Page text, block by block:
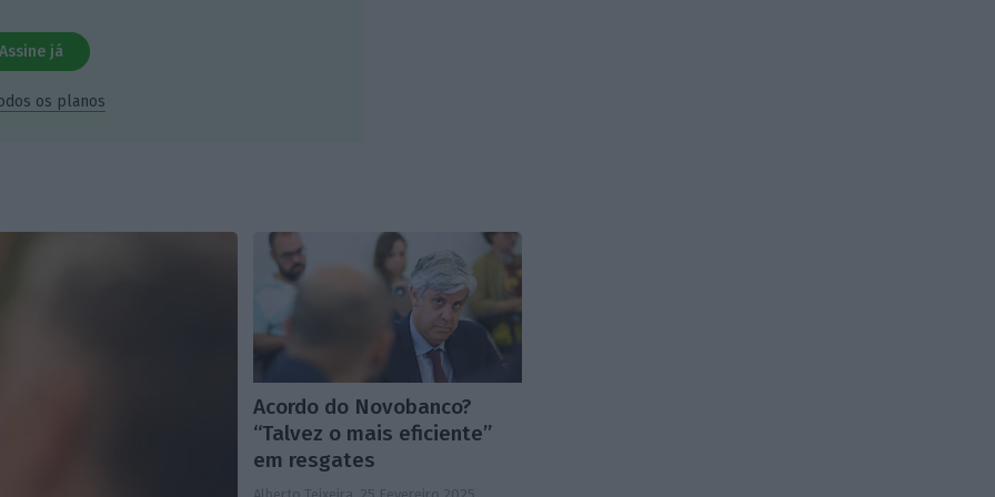
Assine já
os planos
Acordo do Novobanco?
“Talvez o mais eficiente”
em resgates